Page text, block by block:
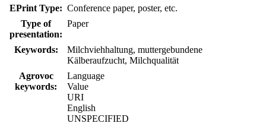
EPrint Type: Conference paper, poster, etc.
Type of
presentation:
Paper
Keywords:
Milchviehhaltung, muttergebundene
Kälberaufzucht, Milchqualität
Agrovoc
keywords:
Language
Value
URI
English
UNSPECIFIED